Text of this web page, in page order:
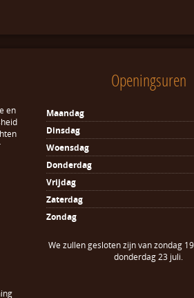
en
Openingsuren
Maandag
Dinsdag
Woensdag
Donderdag
Vrijdag
Zaterdag
Zondag
We zullen gesloten zijn van zondag
donderdag 23 juli.